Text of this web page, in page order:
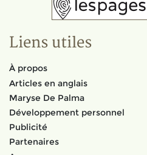
Liens utiles
À propos
Articles en anglais
Maryse De Palma
Développement personnel
Publicité
Partenaires